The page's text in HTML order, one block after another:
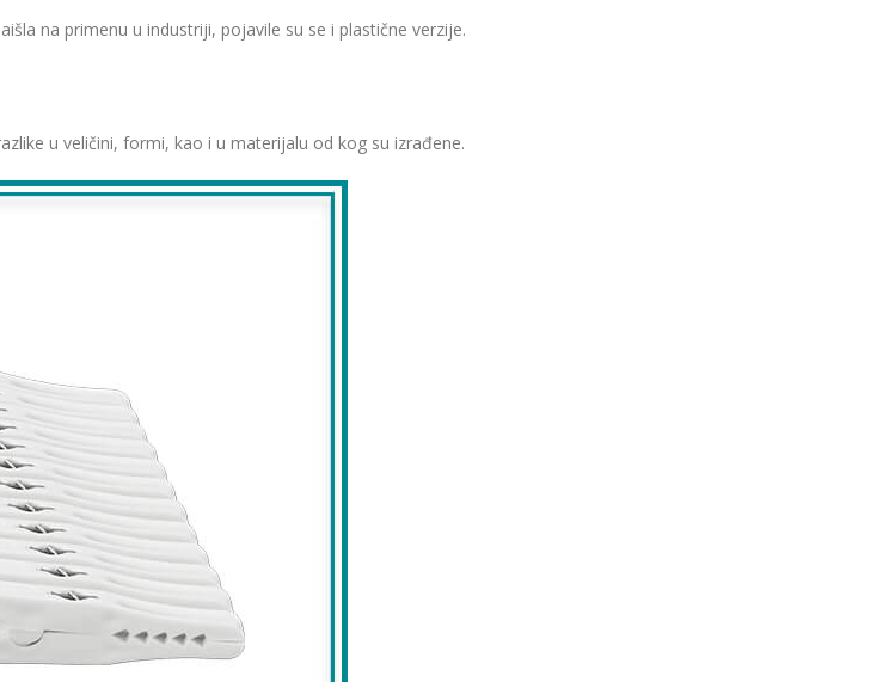
na primenu u industriji, pojavile su se i plastične verzije.
u veličini, formi, kao i u materijalu od kog su izrađene.